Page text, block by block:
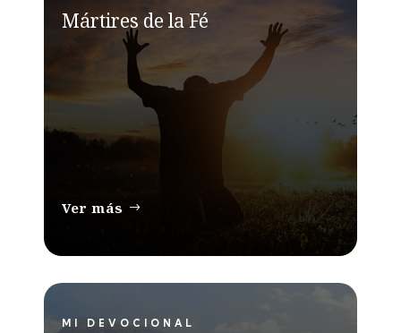
Mártires de la Fé
Ver más
MI DEVOCIONAL